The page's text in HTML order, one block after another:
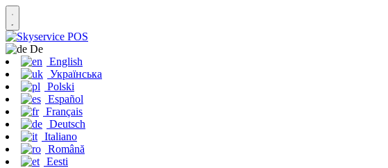
De
English
Українська
Polski
Español
Français
Deutsch
Italiano
Română
Eesti